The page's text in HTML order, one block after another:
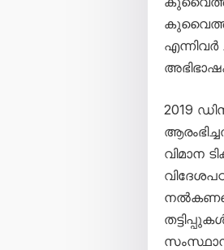
കുവൈത്ത്
2019
വിമാന